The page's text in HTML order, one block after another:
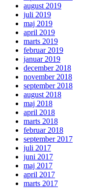
august 2019
juli 2019
maj 2019
april 2019
marts 2019
februar 2019
januar 2019
december 2018
november 2018
september 2018
august 2018
maj 2018
april 2018
marts 2018
februar 2018
september 2017
juli 2017
juni 2017
maj 2017
april 2017
marts 2017